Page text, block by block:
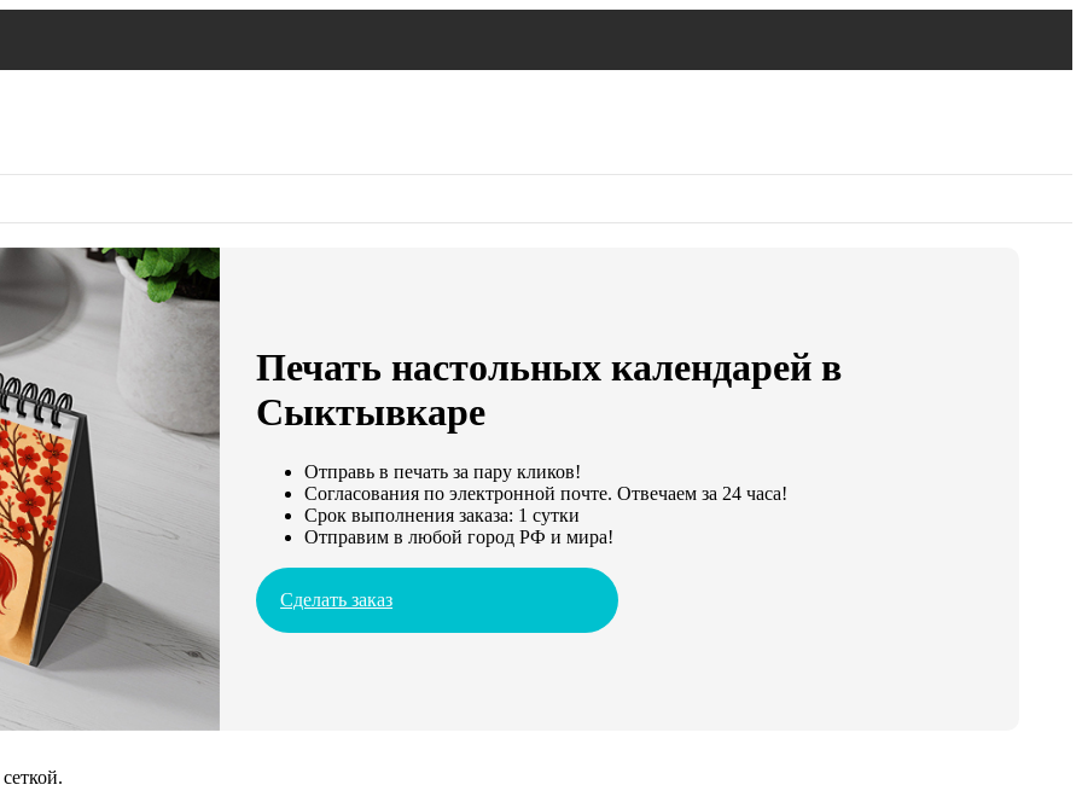
Печать настольных календарей в
Сыктывкаре
Отправь в печать за пару кликов!
Согласования по электронной почте. Отвечаем за 24 часа!
Срок выполнения заказа: 1 сутки
Отправим в любой город РФ и мира!
Сделать заказ